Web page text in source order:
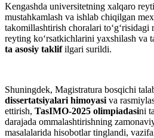
Kengashda universitetning xalqaro
mustahkamlash va ishlab chiqilgan
takomillashtirish choralari to‘g‘risidagi
reyting ko‘rsatkichlarini yaxshilash va
ta asosiy taklifilgari surildi.
Shuningdek, Magistratura bosqichi
dissertatsiyalari himoyasi va
ettirish, TasIMO-2025 olimpiadasini
darajada ommalashtirishning
masalalarida hisobotlar tinglandi,